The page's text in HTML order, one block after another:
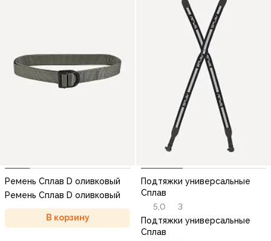
Ремень Сплав D оливковый
Ремень Сплав D оливковый
В корзину
Подтяжки универсальные
Сплав
5,0
3
Подтяжки универсальные
Сплав